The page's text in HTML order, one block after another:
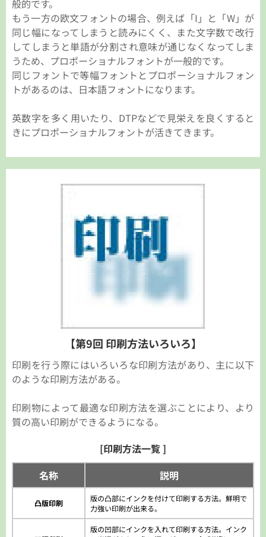
般的です。
もう一方の欧文フォントの場合、例えば「I」と「W」が
同じ幅になってしまうと読みにくく、また文字数で改行
してしまうと単語が分割され意味が通じなくなってしま
うため、プロポーショナルフォントが一般的です。
同じフォントで等幅フォントとプロポーショナルフォン
トがあるのは、日本語フォントになります。
英数字を多く用いたり、DTPなどで見栄えを良くすると
きにプロポーショナルフォントが活きてきます。
【第9回 印刷方法いろいろ】
印刷を行う際にはいろいろな印刷方法があり、主に以下
のような印刷方法がある。
印刷物によって最適な印刷方法を選ぶことにより、より
質の高い印刷ができるようになる。
[印刷方法一覧 ]
名称
説明
凸版印刷
版の凸部にインクを付けて印刷する方法。鮮明で
力強い印刷が出来る。
版の凹部にインクを入れて印刷する方法。 インク